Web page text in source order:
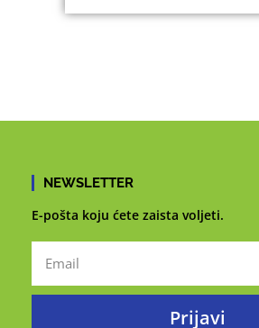
NEWSLETTER
E-pošta koju ćete zaista voljeti.
Prijavi